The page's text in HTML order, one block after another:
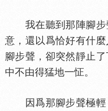
我在聽到那陣腳步
意，還以爲恰好有什
腳步聲，卻突然靜止
中不由得猛地一怔。
因爲那腳步聲極輕